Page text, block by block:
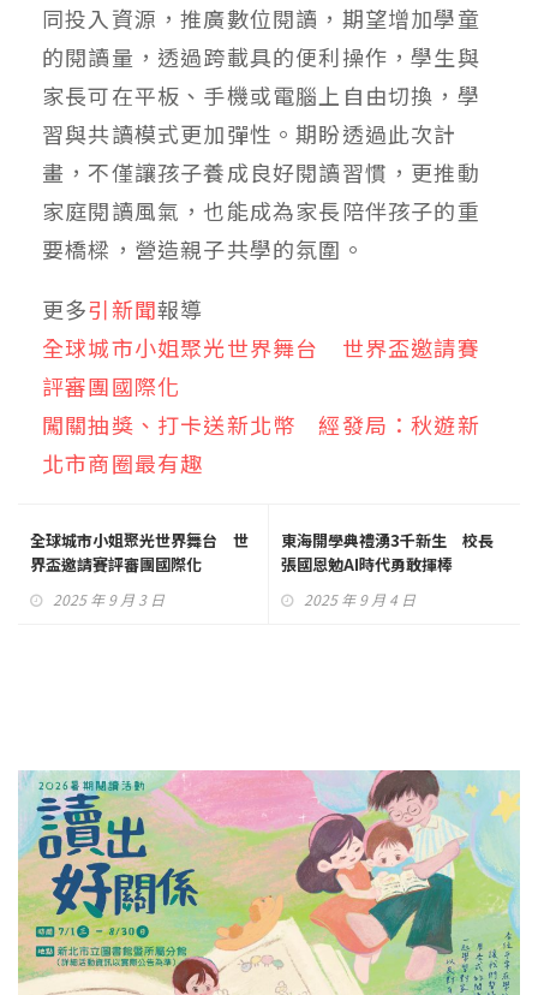
同投入資源，推廣數位閱讀，期望增加學童
的閱讀量，透過跨載具的便利操作，學生與
家長可在平板、手機或電腦上自由切換，學
習與共讀模式更加彈性。期盼透過此次計
畫，不僅讓孩子養成良好閱讀習慣，更推動
家庭閱讀風氣，也能成為家長陪伴孩子的重
要橋樑，營造親子共學的氛圍。
更多引新聞報導
全球城市小姐聚光世界舞台 世界盃邀請賽
評審團國際化
闖關抽獎、打卡送新北幣 經發局：秋遊新
北市商圈最有趣
全球城市小姐聚光世界舞台 世
界盃邀請賽評審團國際化
2025 年 9 月 3 日
東海開學典禮湧3千新生 校長
張國恩勉AI時代勇敢揮棒
2025 年 9 月 4 日